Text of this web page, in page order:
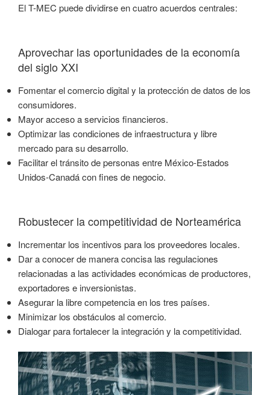
El T-MEC puede dividirse en cuatro acuerdos centrales:
Aprovechar las oportunidades de la economía
del siglo XXI
Fomentar el comercio digital y la protección de datos de los
consumidores.
Mayor acceso a servicios financieros.
Optimizar las condiciones de infraestructura y libre
mercado para su desarrollo.
Facilitar el tránsito de personas entre México-Estados
Unidos-Canadá con fines de negocio.
Robustecer la competitividad de Norteamérica
Incrementar los incentivos para los proveedores locales.
Dar a conocer de manera concisa las regulaciones
relacionadas a las actividades económicas de productores,
exportadores e inversionistas.
Asegurar la libre competencia en los tres países.
Minimizar los obstáculos al comercio.
Dialogar para fortalecer la integración y la competitividad.